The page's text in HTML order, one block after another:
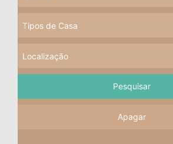
Apagar